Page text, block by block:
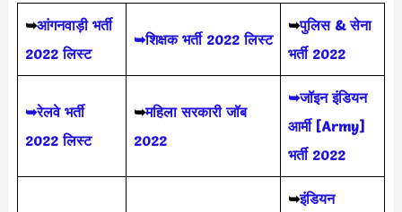
➥आंगनवाड़ी भर्ती
2022 लिस्ट
➥शिक्षक भर्ती 2022 लिस्ट
➥पुलिस & सेना
भर्ती 2022
➥रेलवे भर्ती
2022 लिस्ट
➥महिला सरकारी जॉब
2022
➥जॉइन इंडियन
आर्मी [Army]
भर्ती 2022
➥इंडियन